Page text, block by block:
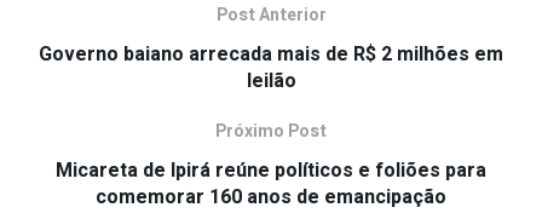
Post Anterior
Governo baiano arrecada mais de R$ 2 milhões em
leilão
Próximo Post
Micareta de Ipirá reúne políticos e foliões para
comemorar 160 anos de emancipação